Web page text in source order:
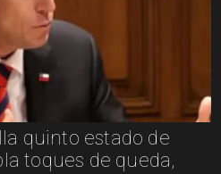
quinto estado de
toques de queda,